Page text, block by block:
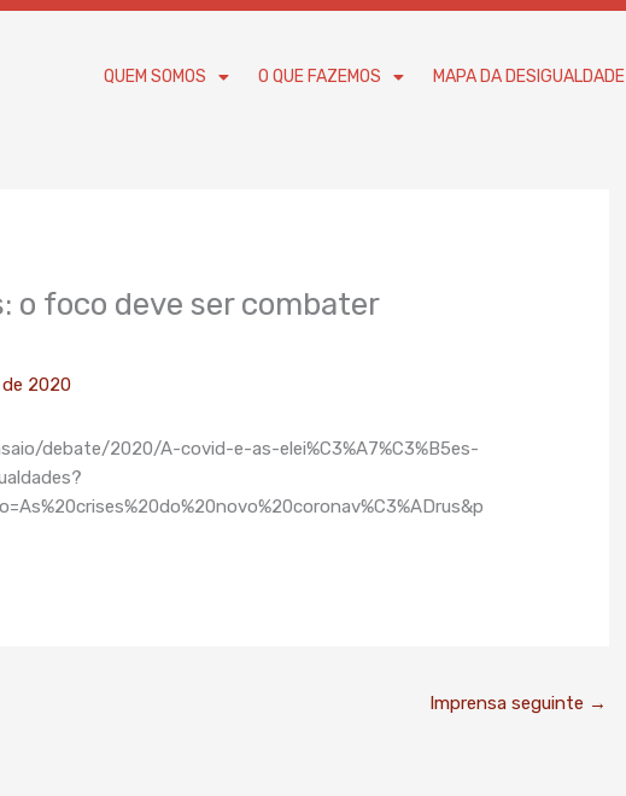
QUEM SOMOS O QUE FAZEMOS MAPA DA DESIGUALDADE
o foco deve ser combater
2020
debate/2020/A-covid-e-as-elei%C3%A7%C3%B5es-
Imprensa seguinte →